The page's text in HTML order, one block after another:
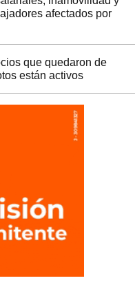
afectados por
que quedaron de
están activos